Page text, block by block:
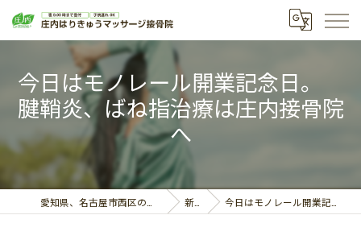
今日はモノレール開業記念日。
腱鞘炎、ばね指治療は庄内接骨院
へ
新着情報 今日はモノレール開業記念日。 腱鞘炎、ばね指治療は庄内接骨院へ